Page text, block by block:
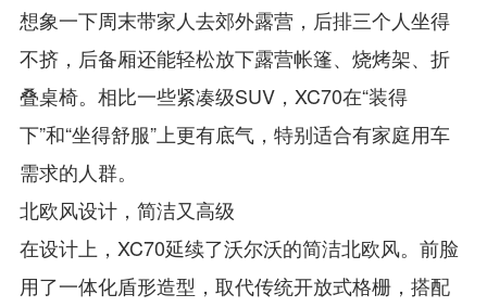
想象一下周末带家人去郊外露营，后排三个人坐得
不挤，后备厢还能轻松放下露营帐篷、烧烤架、折
叠桌椅。相比一些紧凑级SUV，XC70在“装得
下”和“坐得舒服”上更有底气，特别适合有家庭用车
需求的人群。
北欧风设计，简洁又高级
在设计上，XC70延续了沃尔沃的简洁北欧风。前脸
用了一体化盾形造型，取代传统开放式格栅，搭配